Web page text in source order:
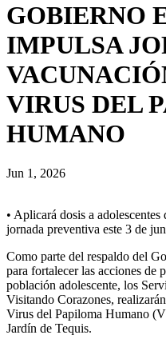
GOBIERNO
IMPULSA
VIRUS DEL
HUMANO
Jun 1, 2026
• Aplicará dosis a
jornada preventiva este 3 de
Como parte del respaldo del
para fortalecer las acciones de
población adolescente, los
Visitando Corazones,
Virus del Papiloma Humano
Jardín de Tequis.